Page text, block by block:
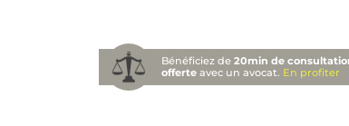
Bénéficiez de20min de
offerte avec un avocat. En profiter